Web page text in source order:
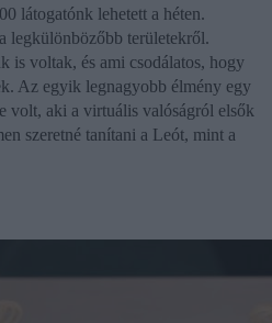
látogatónk lehetett a héten.
legkülönbözőbb területekről.
is voltak, és ami csodálatos, hogy
Az egyik legnagyobb élmény egy
volt, aki a virtuális valóságról elsők
szeretné tanítani a Leót, mint a